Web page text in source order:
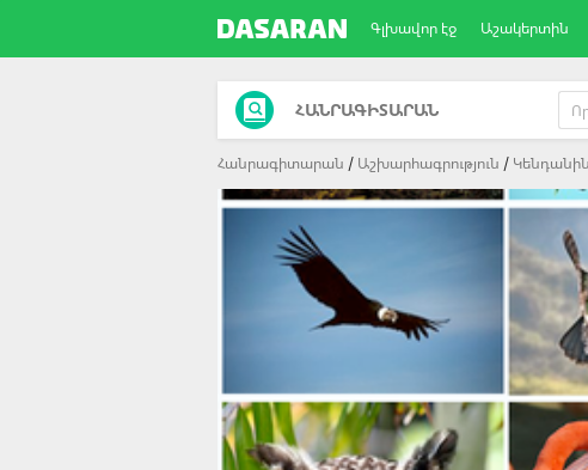
Գլխավոր էջ Աշակերտին
ՀԱՆՐԱԳԻՏԱՐԱՆ
Հանրագիտարան Աշխարհագրություն